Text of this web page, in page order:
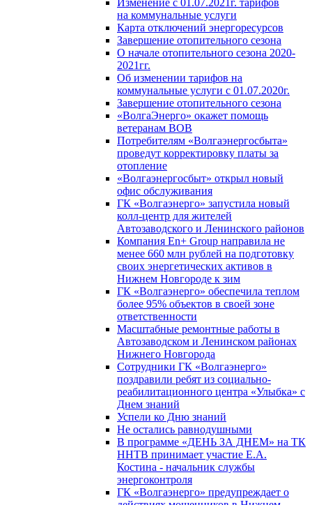
Изменение с 01.07.2021г. тарифов
на коммунальные услуги
Карта отключений энергоресурсов
Завершение отопительного сезона
О начале отопительного сезона 2020-
2021гг.
Об изменении тарифов на
коммунальные услуги с 01.07.2020г.
Завершение отопительного сезона
«ВолгаЭнерго» окажет помощь
ветеранам ВОВ
Потребителям «Волгаэнергосбыта»
проведут корректировку платы за
отопление
«Волгаэнергосбыт» открыл новый
офис обслуживания
ГК «Волгаэнерго» запустила новый
колл-центр для жителей
Автозаводского и Ленинского районов
Компания En+ Group направила не
менее 660 млн рублей на подготовку
своих энергетических активов в
Нижнем Новгороде к зим
ГК «Волгаэнерго» обеспечила теплом
более 95% объектов в своей зоне
ответственности
Масштабные ремонтные работы в
Автозаводском и Ленинском районах
Нижнего Новгорода
Сотрудники ГК «Волгаэнерго»
поздравили ребят из социально-
реабилитационного центра «Улыбка» с
Днем знаний
Успели ко Дню знаний
Не остались равнодушными
В программе «ДЕНЬ ЗА ДНЕМ» на ТК
ННТВ принимает участие Е.А.
Костина - начальник службы
энергоконтроля
ГК «Волгаэнерго» предупреждает о